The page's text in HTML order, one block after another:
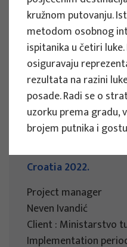
Izidora Marković
Implementation
EU PROJECTS
System of satellite
sustainable tourism
Croatia 2022.
Project manager
Neven Ivandić
Client : Ministarstvo
Implementation
kružnom putovanju.
metodom osobnog
ispitanika u četiri
osiguravaju
rezultata na razini
posade. Radi se o
uzorku prema gradu,
brojem putnika i